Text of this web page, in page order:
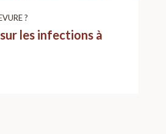
?
les infections à